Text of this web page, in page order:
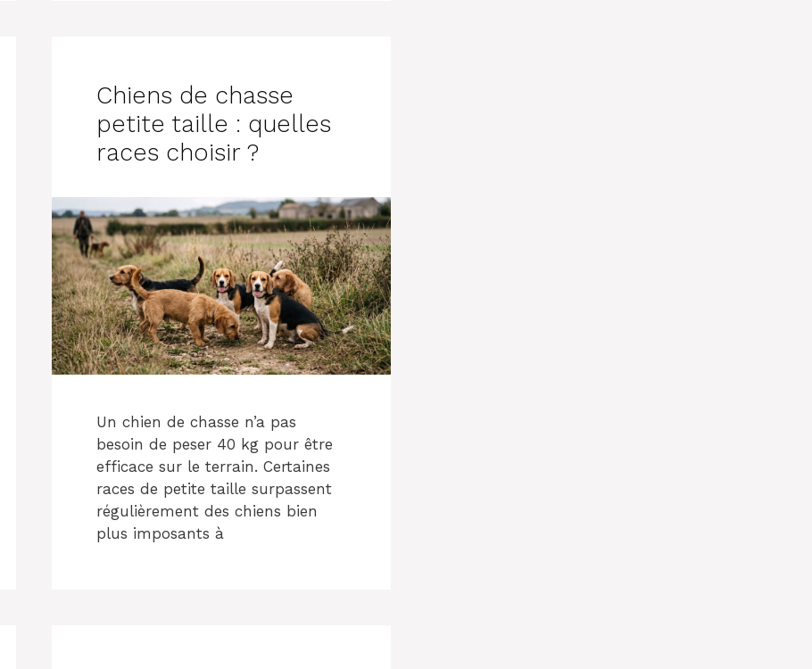
Chiens de chasse
petite taille : quelles
races choisir ?
Un chien de chasse n’a pas
besoin de peser 40 kg pour être
efficace sur le terrain. Certaines
races de petite taille surpassent
régulièrement des chiens bien
plus imposants à